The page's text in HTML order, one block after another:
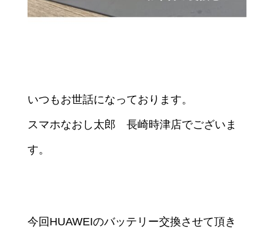
いつもお世話になっております。
スマホなおし太郎 長崎時津店でございま
す。
今回HUAWEIのバッテリー交換させて頂き